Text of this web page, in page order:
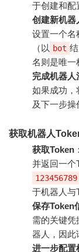
于创建和配
创建新机器
设置一个名
（以 bot
名则是唯一
完成机器人
如果成功，
及下一步操
获取机器人
获取Token
并返回一个
于机器人与
保存Token
需的关键凭
器人，因此
进一步配置